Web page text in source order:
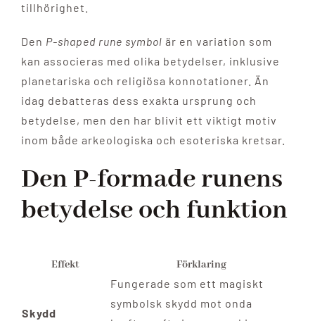
tillhörighet.
Den P-shaped rune symbol är en variation som
kan associeras med olika betydelser, inklusive
planetariska och religiösa konnotationer. Än
idag debatteras dess exakta ursprung och
betydelse, men den har blivit ett viktigt motiv
inom både arkeologiska och esoteriska kretsar.
Den P-formade runens
betydelse och funktion
Effekt Förklaring
Skydd
Fungerade som ett magiskt
symbolsk skydd mot onda